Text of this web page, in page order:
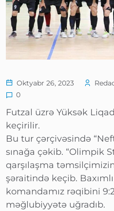
Oktyabr 26, 2023
0
Futzal üzrə Yüksək
keçirilir.
Bu tur çərçivəsində
sınağa çəkib. “Olimpik
qarşılaşma
şəraitində keçib.
komandamız rəqibini
məğlubiyyətə uğradıb.